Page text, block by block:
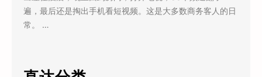
遍，最后还是掏出手机看短视频。这是大多数商务客人的日
常。 …